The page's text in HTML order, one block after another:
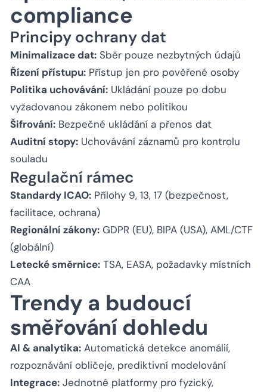
compliance
Principy ochrany dat
Minimalizace dat: Sběr pouze nezbytných údajů
Řízení přístupu: Přístup jen pro pověřené osoby
Politika uchovávání: Ukládání pouze po dobu
vyžadovanou zákonem nebo politikou
Šifrování: Bezpečné ukládání a přenos dat
Auditní stopy: Uchovávání záznamů pro kontrolu
souladu
Regulační rámec
Standardy ICAO: Přílohy 9, 13, 17 (bezpečnost,
facilitace, ochrana)
Regionální zákony: GDPR (EU), BIPA (USA), AML/CTF
(globální)
Letecké směrnice: TSA, EASA, požadavky místních
CAA
Trendy a budoucí
směřování dohledu
AI & analytika: Automatická detekce anomálií,
rozpoznávání obličeje, prediktivní modelování
Integrace: Jednotné platformy pro fyzický,